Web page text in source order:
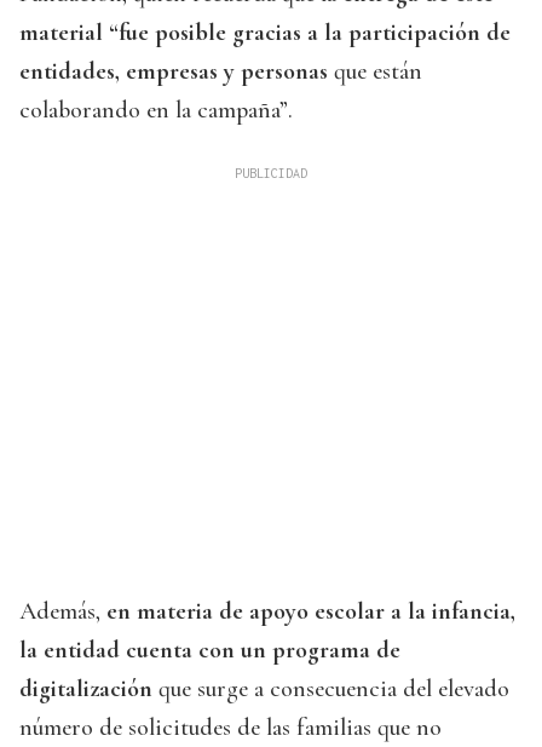
material “fue posible gracias a la participación de
entidades, empresas y personas que están
colaborando en la campaña”.
Además, en materia de apoyo escolar a la infancia,
la entidad cuenta con un programa de
digitalización que surge a consecuencia del elevado
número de solicitudes de las familias que no